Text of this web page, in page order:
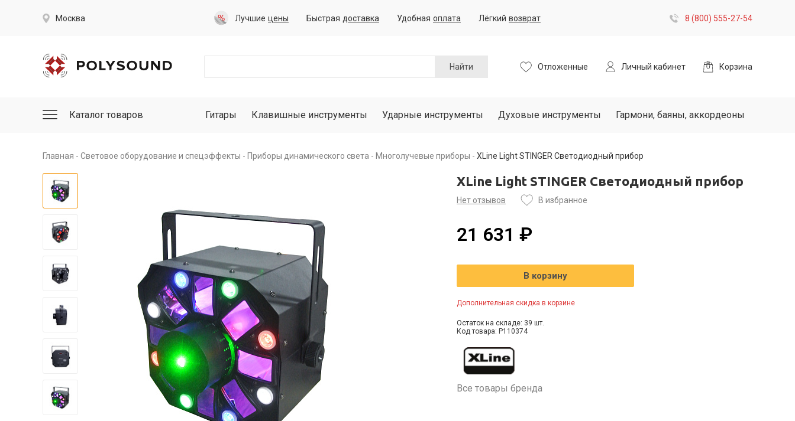
Москва Лучшие цены Быстрая доставка Удобная оплата Лёгкий возврат 8 (800) 555-27-54
Найти Отложенные Личный кабинет Корзина
Каталог товаров Гитары Клавишные инструменты Ударные инструменты Духовые инструменты Гармони, баяны, аккордеоны
Главная Световое оборудование и спецэффекты Приборы динамического света Многолучевые приборы XLine Light STINGER Светодиодный прибор
XLine Light STINGER Светодиодный прибор
Нет отзывов В избранное
21 631 ₽
В корзину
Дополнительная скидка в корзине
Остаток на складе: 39 шт.
Код товара: P110374
Все товары бренда